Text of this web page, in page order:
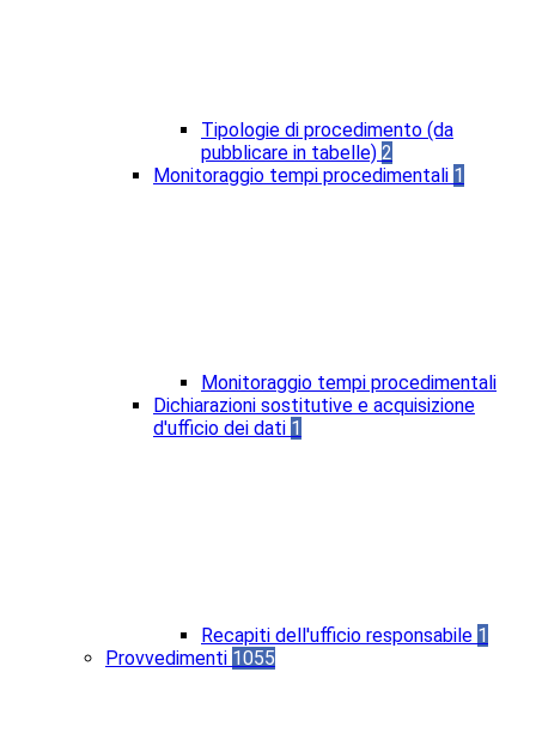
Tipologie di procedimento (da
pubblicare in tabelle) 2
Monitoraggio tempi procedimentali 1
Monitoraggio tempi procedimentali
Dichiarazioni sostitutive e acquisizione
d'ufficio dei dati 1
Recapiti dell'ufficio responsabile 1
Provvedimenti 1055